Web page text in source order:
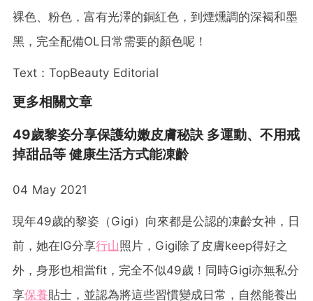
裸色、粉色，富有光澤的銅紅色，到煙燻調的深褐和墨
黑，完全配備OL日常需要的顏色呢！
Text：TopBeauty Editorial
更多相關文章
49歲黎姿分享保護幼嫩皮膚秘訣 多運動、不用戒
掉甜品等 健康生活方式能凍齡
04 May 2021
現年49歲的黎姿（Gigi）向來都是公認的凍齡女神，日
前，她在IG分享行山照片，Gigi除了皮膚keep得好之
外，身形也相當fit，完全不似49歲！同時Gigi亦無私分
享保養貼士，並認為將這些習慣變成日常，自然能養出